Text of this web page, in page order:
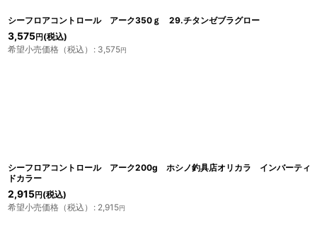
シーフロアコントロール アーク350ｇ 29.チタンゼブラグロー
3,575円 (税込)
希望小売価格（税込） : 3,575円
シーフロアコントロール アーク200g ホシノ釣具店オリカラ インバーティ
ドカラー
2,915円 (税込)
希望小売価格（税込） : 2,915円